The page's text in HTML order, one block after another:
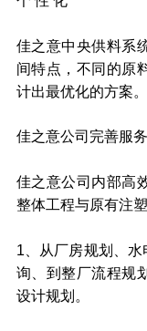
佳之意中央供料系
间特点，不同的原
计出最优化的方案。
佳之意公司完善服务
佳之意公司内部高
整体工程与原有注
1、从厂房规划、
询、到整厂流程规
设计规划。